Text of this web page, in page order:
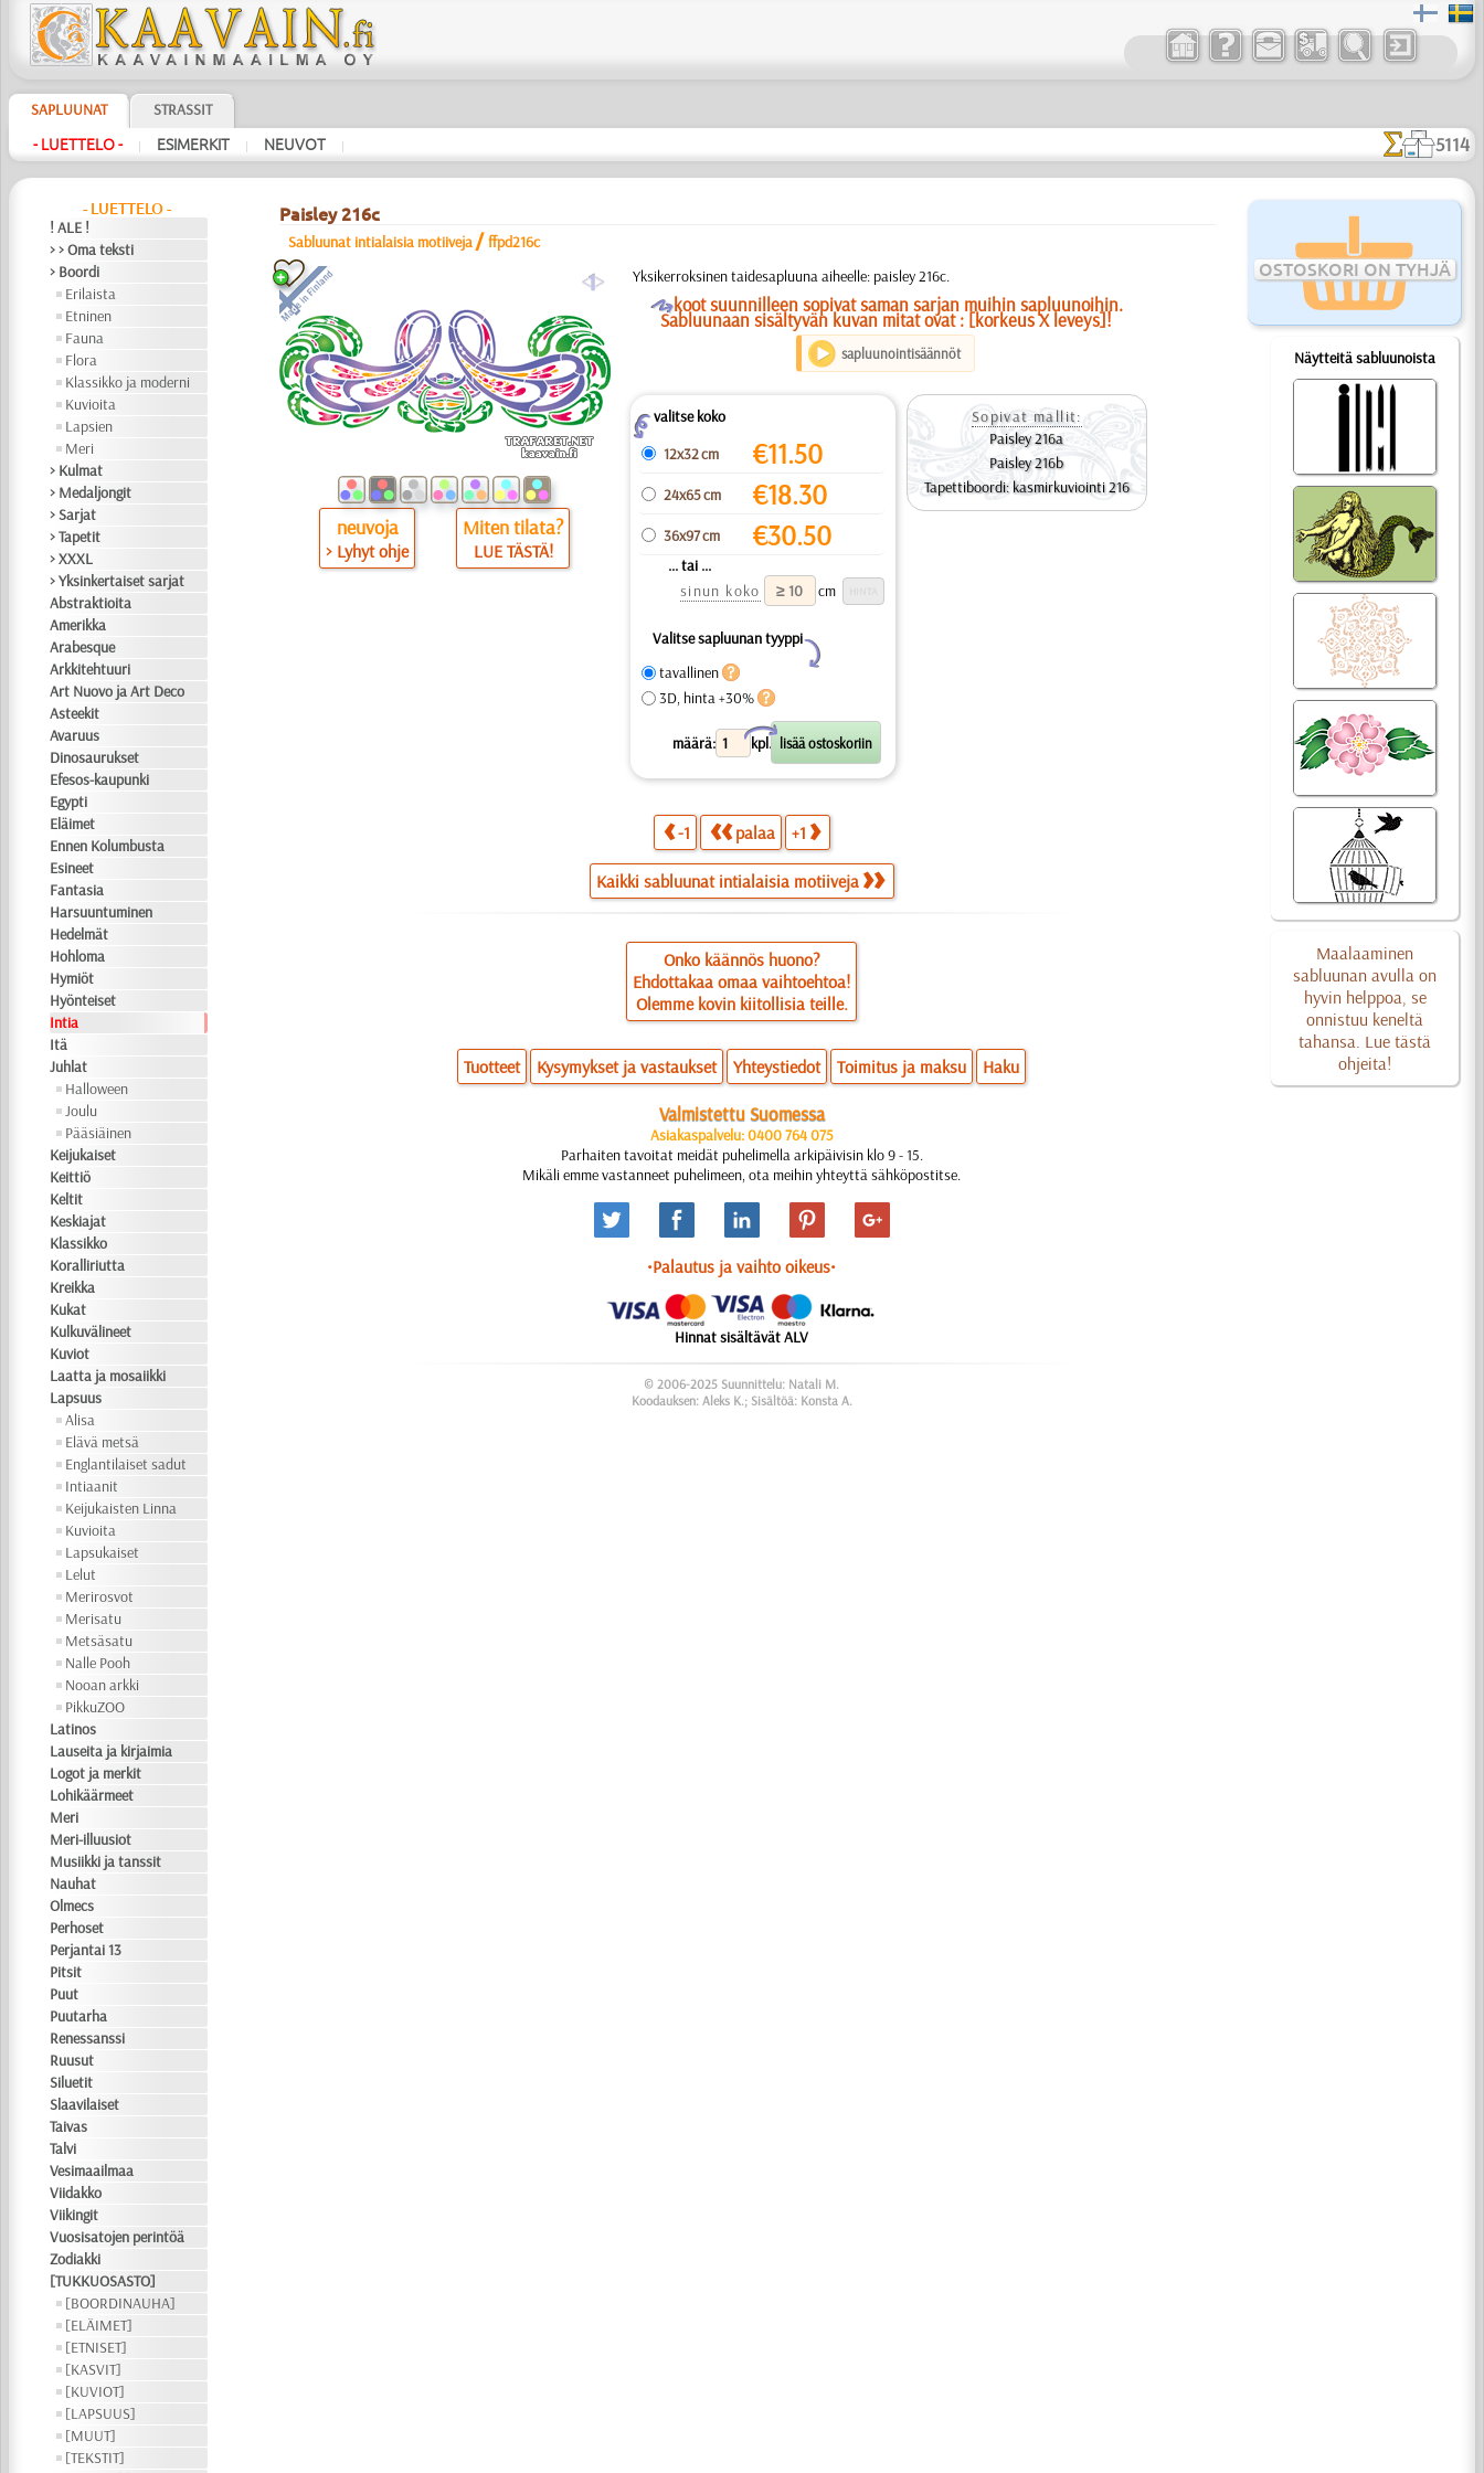
SAPLUUNAT STRASSIT
- LUETTELO - | ESIMERKIT | NEUVOT | 5114
- LUETTELO -
! ALE !
> > Oma teksti
> Boordi
Erilaista
Etninen
Fauna
Flora
Klassikko ja moderni
Kuvioita
Lapsien
Meri
> Kulmat
> Medaljongit
> Sarjat
> Tapetit
> XXXL
> Yksinkertaiset sarjat
Abstraktioita
Amerikka
Arabesque
Arkkitehtuuri
Art Nuovo ja Art Deco
Asteekit
Avaruus
Dinosaurukset
Efesos-kaupunki
Egypti
Eläimet
Ennen Kolumbusta
Esineet
Fantasia
Harsuuntuminen
Hedelmät
Hohloma
Hymiöt
Hyönteiset
Intia
Itä
Juhlat
Halloween
Joulu
Pääsiäinen
Keijukaiset
Keittiö
Keltit
Keskiajat
Klassikko
Koralliriutta
Kreikka
Kukat
Kulkuvälineet
Kuviot
Laatta ja mosaiikki
Lapsuus
Alisa
Elävä metsä
Englantilaiset sadut
Intiaanit
Keijukaisten Linna
Kuvioita
Lapsukaiset
Lelut
Merirosvot
Merisatu
Metsäsatu
Nalle Pooh
Nooan arkki
PikkuZOO
Latinos
Lauseita ja kirjaimia
Logot ja merkit
Lohikäärmeet
Meri
Meri-illuusiot
Musiikki ja tanssit
Nauhat
Olmecs
Perhoset
Perjantai 13
Pitsit
Puut
Puutarha
Renessanssi
Ruusut
Siluetit
Slaavilaiset
Taivas
Talvi
Vesimaailmaa
Viidakko
Viikingit
Vuosisatojen perintöä
Zodiakki
[TUKKUOSASTO]
[BOORDINAUHA]
[ELÄIMET]
[ETNISET]
[KASVIT]
[KUVIOT]
[LAPSUUS]
[MUUT]
[TEKSTIT]
OSTOSKORI ON TYHJÄ
Näytteitä sabluunoista
Maalaaminen
sabluunan avulla on
hyvin helppoa, se
onnistuu keneltä
tahansa. Lue tästä
ohjeita!
Paisley 216c
Sabluunat intialaisia motiiveja /ffpd216c
a
neuvoja
> Lyhyt ohje
Miten tilata?
LUE TÄSTÄ!
Yksikerroksinen taidesapluuna aiheelle: paisley 216c.
Okoot suunnilleen sopivat saman sarjan muihin sapluunoihin.
Sabluunaan sisältyvän kuvan mitat ovat : [korkeus X leveys]!
sapluunointisäännöt
Zvalitse koko
12x32 cm
€11.50
24x65 cm €18.30
36x97 cm €30.50
... tai ...
sinun koko
cm
Valitse sapluunan tyyppi
Y
tavallinen
3D, hinta +30%
määrä: kpl.
X
Sopivat mallit:
Paisley 216a
Paisley 216b
Tapettiboordi: kasmirkuviointi 216
-1 palaa +1
Kaikki sabluunat intialaisia motiiveja
Onko käännös huono?
Ehdottakaa omaa vaihtoehtoa!
Olemme kovin kiitollisia teille.
Tuotteet Kysymykset ja vastaukset Yhteystiedot Toimitus ja maksu Haku
Valmistettu Suomessa
Asiakaspalvelu: 0400 764 075
Parhaiten tavoitat meidät puhelimella arkipäivisin klo 9 - 15.
Mikäli emme vastanneet puhelimeen, ota meihin yhteyttä sähköpostitse.
•Palautus ja vaihto oikeus•
Hinnat sisältävät ALV
© 2006-2025 Suunnittelu: Natali M.
Koodauksen: Aleks K.; Sisältöä: Konsta A.